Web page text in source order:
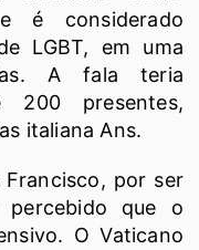
é considerado
LGBT, em uma
A fala teria
200 presentes,
italiana Ans.
Francisco, por ser
que o
O Vaticano